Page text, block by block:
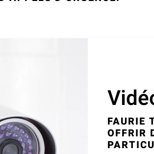
FAURIE
OFFRIR